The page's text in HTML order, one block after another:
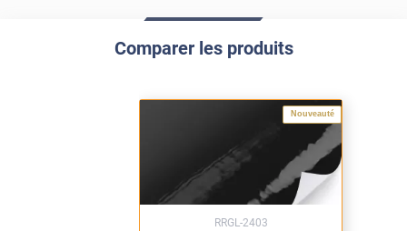
Comparer les produits
Nouveauté
RRGL-2403